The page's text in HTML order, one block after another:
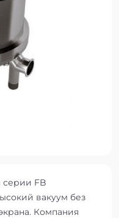
серии FB
вакуум без
Компания